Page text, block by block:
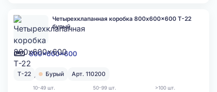
800x600x600
Четырехклапанная коробка 800x600x600 Т-22
бурый
Т-22 Бурый Арт. 110200
10-49 шт.
50-99 шт.
>100 шт.